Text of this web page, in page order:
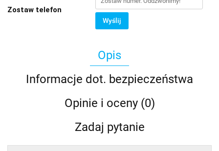
Zostaw telefon
Wyślij
Opis
Informacje dot. bezpieczeństwa
Opinie i oceny (0)
Zadaj pytanie